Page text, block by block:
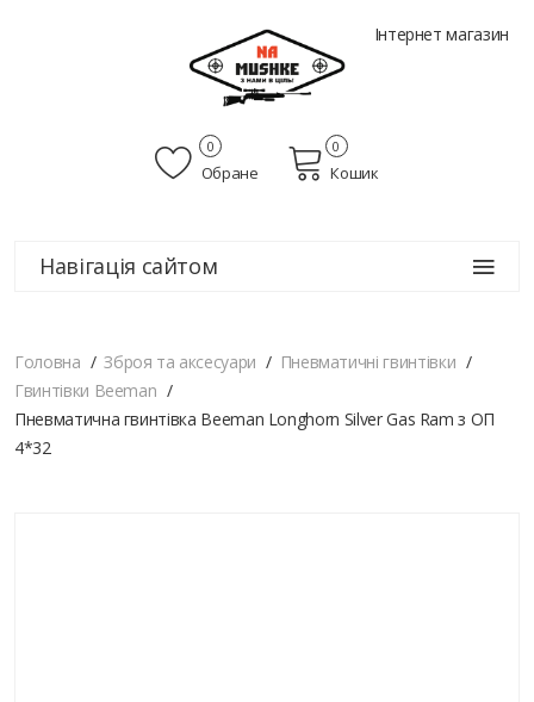
Інтернет магазин
Обране
0
Кошик
0
Навігація сайтом
Головна Зброя та аксесуари
Пневматичні гвинтівки
Гвинтівки Beeman
Пневматична гвинтівка Beeman Longhorn Silver Gas Ram з ОП
4*32